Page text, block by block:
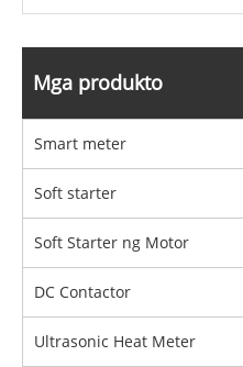
Mga produkto
Smart meter
Soft starter
Soft Starter ng Motor
DC Contactor
Ultrasonic Heat Meter